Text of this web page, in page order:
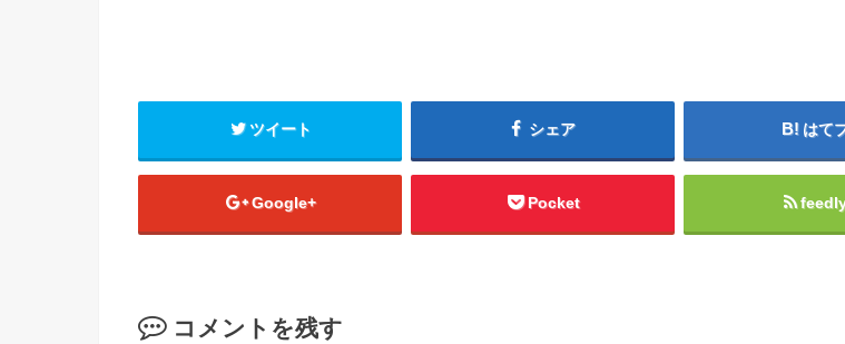
ツイート シェア はて
Google+ Pocket
コメントを残す